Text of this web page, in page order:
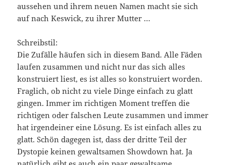
aussehen und ihrem neuen Namen macht sie sich
auf nach Keswick, zu ihrer Mutter …
Schreibstil:
Die Zufälle häufen sich in diesem Band. Alle Fäden
laufen zusammen und nicht nur das sich alles
konstruiert liest, es ist alles so konstruiert worden.
Fraglich, ob nicht zu viele Dinge einfach zu glatt
gingen. Immer im richtigen Moment treffen die
richtigen oder falschen Leute zusammen und immer
hat irgendeiner eine Lösung. Es ist einfach alles zu
glatt. Schön dagegen ist, dass der dritte Teil der
Dystopie keinen gewaltsamen Showdown hat. Ja